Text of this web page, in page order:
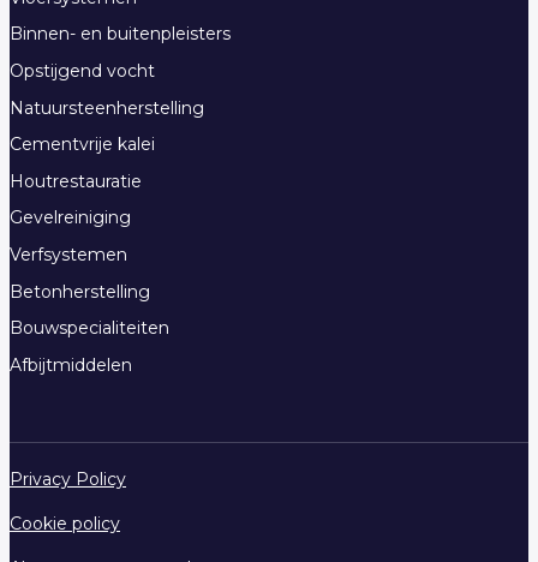
Binnen- en buitenpleisters
Opstijgend vocht
Natuursteenherstelling
Cementvrije kalei
Houtrestauratie
Gevelreiniging
Verfsystemen
Betonherstelling
Bouwspecialiteiten
Afbijtmiddelen
Privacy Policy
Cookie policy